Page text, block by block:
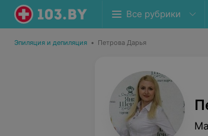
Все рубрики
Эпиляция и депиляция • Петрова Дарья